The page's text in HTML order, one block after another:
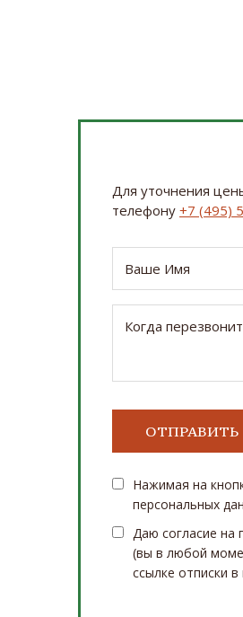
Для уточнения
телефону +7 (495)
Нажимая на
персональных
Даю согласие на
(вы в любой
ссылке отписки в